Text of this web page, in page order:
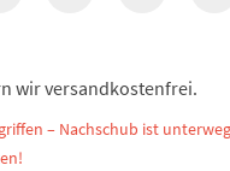
– Nachschub ist
wir versandkostenfrei.